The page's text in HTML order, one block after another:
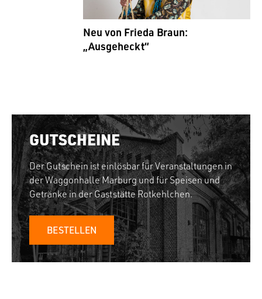
Neu von Frieda Braun:
„Ausgeheckt“
GUTSCHEINE
Der Gutschein ist einlösbar für Veranstaltungen in
der Waggonhalle Marburg und für Speisen und
Getränke in der Gaststätte Rotkehlchen.
BESTELLEN